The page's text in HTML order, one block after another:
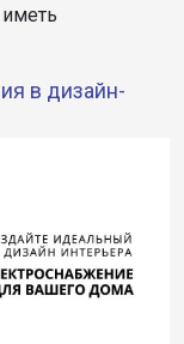
в дизайн-